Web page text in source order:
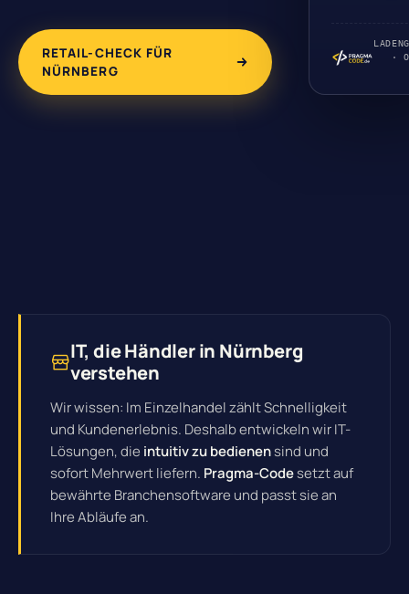
RETAIL-CHECK FÜR
NÜRNBERG
·
IT, die Händler in Nürnberg
verstehen
Wir wissen: Im Einzelhandel zählt Schnelligkeit
und Kundenerlebnis. Deshalb entwickeln wir IT-
Lösungen, die intuitiv zu bedienensind und
sofort Mehrwert liefern. Pragma-Codesetzt auf
bewährte Branchensoftware und passt sie an
Ihre Abläufe an.